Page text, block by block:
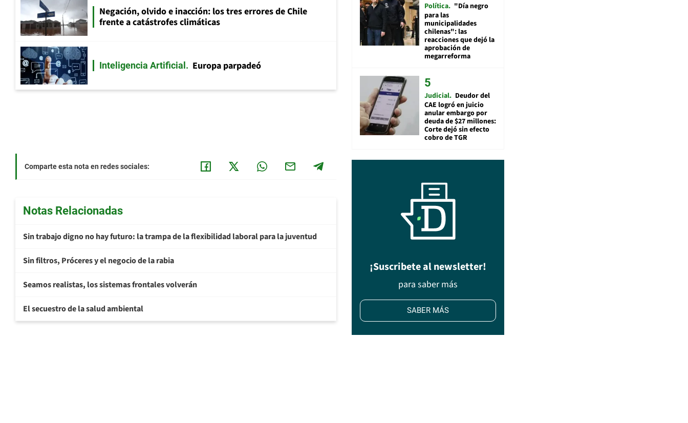
Negación, olvido e inacción: los tres errores de Chile
frente a catástrofes climáticas
Inteligencia Artificial Europa parpadeó
Comparte esta nota en redes sociales:
Notas Relacionadas
Sin trabajo digno no hay futuro: la trampa de la flexibilidad laboral para la juventud
Sin filtros, Próceres y el negocio de la rabia
Seamos realistas, los sistemas frontales volverán
El secuestro de la salud ambiental
Política "Día negro
para las
municipalidades
chilenas": las
reacciones que dejó la
aprobación de
megarreforma
Judicial Deudor del
CAE logró en juicio
anular embargo por
deuda de $27 millones:
Corte dejó sin efecto
cobro de TGR
¡Suscribete al newsletter!
para saber más
SABER MÁS